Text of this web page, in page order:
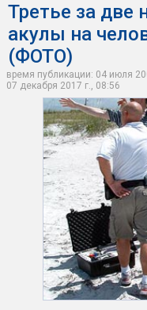
Третье за две
акулы на
(ФОТО)
время публикации: 04 июля
07 декабря 2017 г., 08:56